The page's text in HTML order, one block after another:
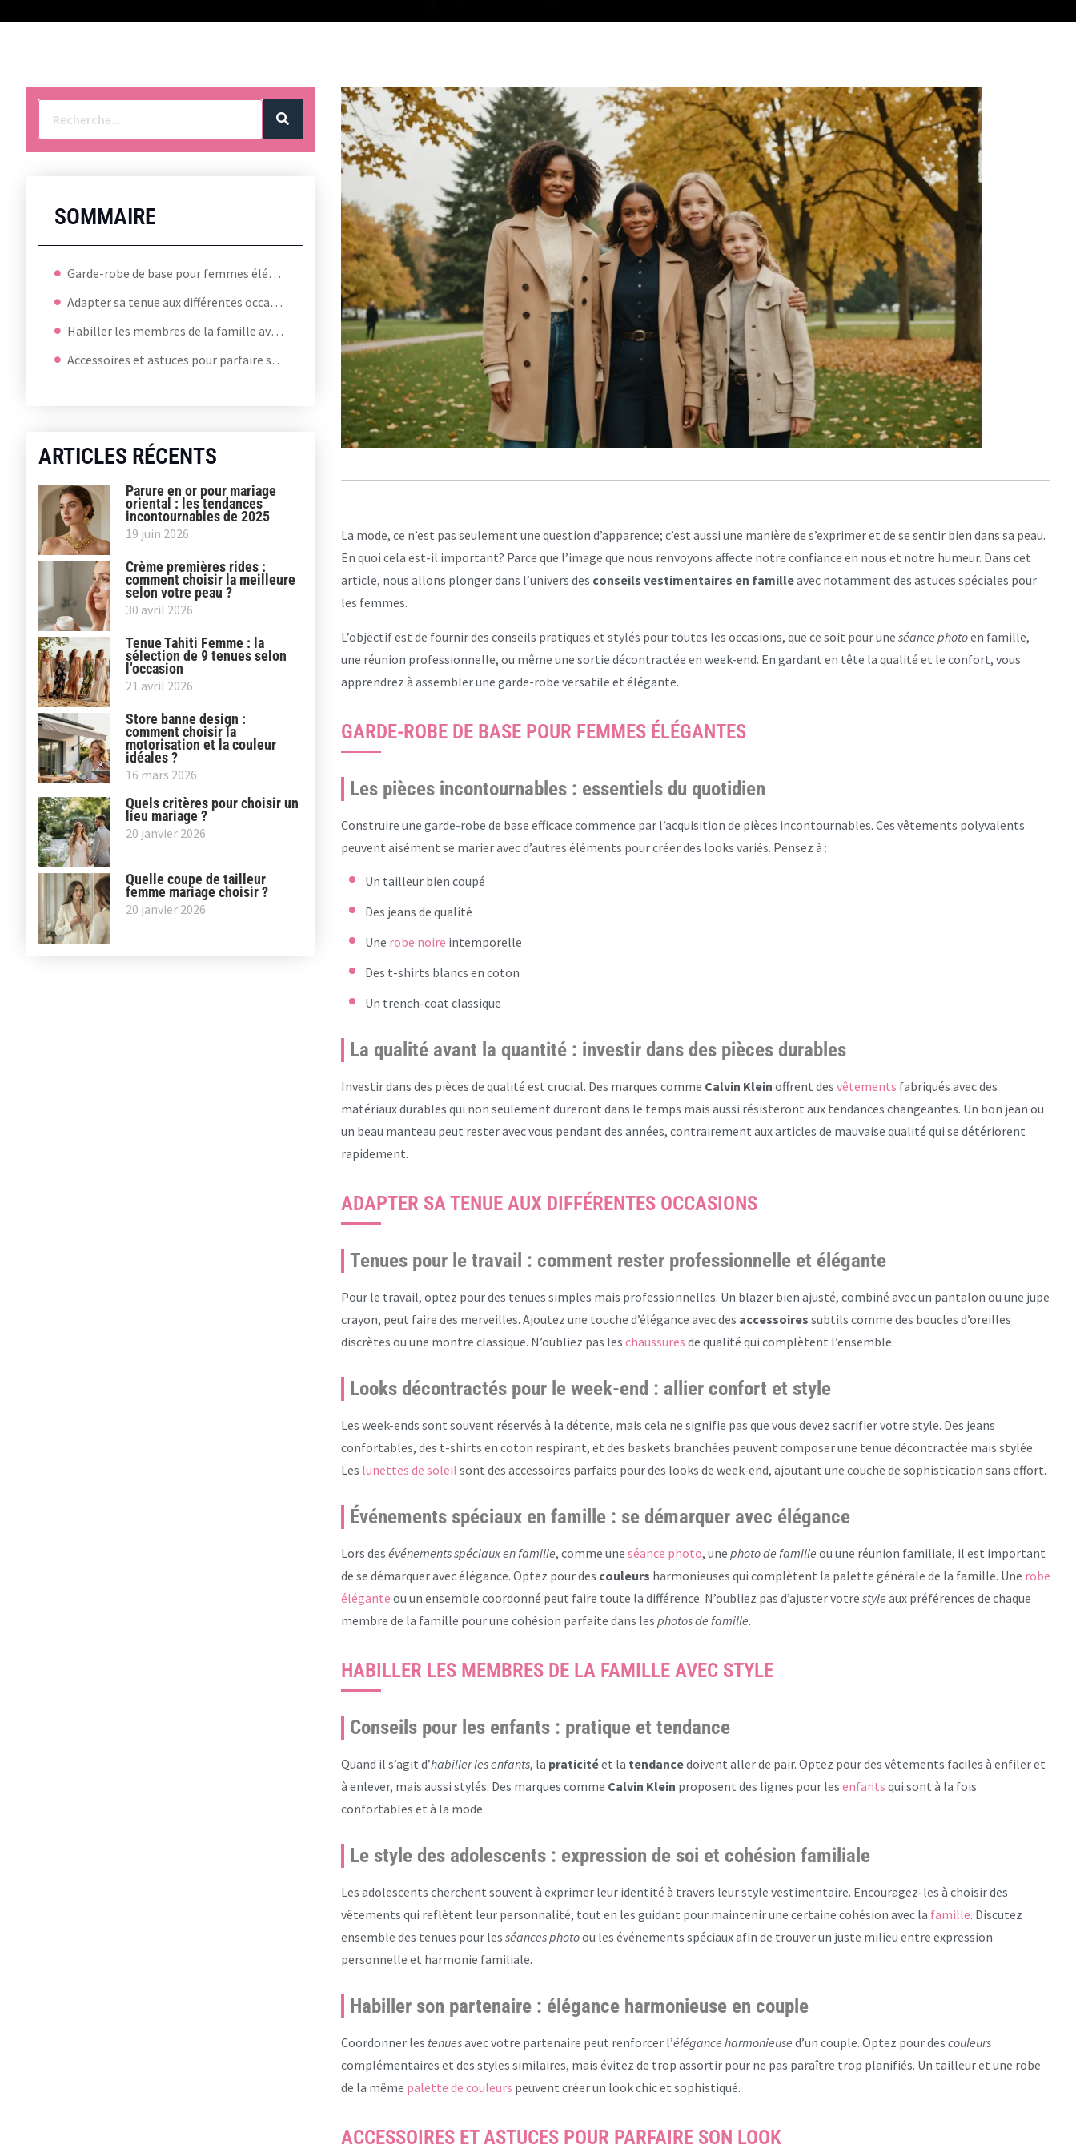
SOMMAIRE
Garde-robe de base pour femmes élégantes
Adapter sa tenue aux différentes occasions
Habiller les membres de la famille avec style
Accessoires et astuces pour parfaire son look
ARTICLES RÉCENTS
Parure en or pour mariage
oriental : les tendances
incontournables de 2025
19 juin 2026
Crème premières rides :
comment choisir la meilleure
selon votre peau ?
30 avril 2026
Tenue Tahiti Femme : la
sélection de 9 tenues selon
l’occasion
21 avril 2026
Store banne design :
comment choisir la
motorisation et la couleur
idéales ?
16 mars 2026
Quels critères pour choisir un
lieu mariage ?
20 janvier 2026
Quelle coupe de tailleur
femme mariage choisir ?
20 janvier 2026
La mode, ce n’est pas seulement une question d’apparence; c’est aussi une manière de s’exprimer et de se sentir bien dans sa peau.
En quoi cela est-il important? Parce que l’image que nous renvoyons affecte notre confiance en nous et notre humeur. Dans cet
article, nous allons plonger dans l’univers des conseils vestimentaires en familleavec notamment des astuces spéciales pour
les femmes.
L’objectif est de fournir des conseils pratiques et stylés pour toutes les occasions, que ce soit pour une séance photoen famille,
une réunion professionnelle, ou même une sortie décontractée en week-end. En gardant en tête la qualité et le confort, vous
apprendrez à assembler une garde-robe versatile et élégante.
GARDE-ROBE DE BASE POUR FEMMES ÉLÉGANTES
Les pièces incontournables : essentiels du quotidien
Construire une garde-robe de base efficace commence par l’acquisition de pièces incontournables. Ces vêtements polyvalents
peuvent aisément se marier avec d’autres éléments pour créer des looks variés. Pensez à :
Un tailleur bien coupé
Des jeans de qualité
Une robe noire intemporelle
Des t-shirts blancs en coton
Un trench-coat classique
La qualité avant la quantité : investir dans des pièces durables
Investir dans des pièces de qualité est crucial. Des marques comme Calvin Klein offrent des vêtements fabriqués avec des
matériaux durables qui non seulement dureront dans le temps mais aussi résisteront aux tendances changeantes. Un bon jean ou
un beau manteau peut rester avec vous pendant des années, contrairement aux articles de mauvaise qualité qui se détériorent
rapidement.
ADAPTER SA TENUE AUX DIFFÉRENTES OCCASIONS
Tenues pour le travail : comment rester professionnelle et élégante
Pour le travail, optez pour des tenues simples mais professionnelles. Un blazer bien ajusté, combiné avec un pantalon ou une jupe
crayon, peut faire des merveilles. Ajoutez une touche d’élégance avec des accessoires subtils comme des boucles d’oreilles
discrètes ou une montre classique. N’oubliez pas les chaussures de qualité qui complètent l’ensemble.
Looks décontractés pour le week-end : allier confort et style
Les week-ends sont souvent réservés à la détente, mais cela ne signifie pas que vous devez sacrifier votre style. Des jeans
confortables, des t-shirts en coton respirant, et des baskets branchées peuvent composer une tenue décontractée mais stylée.
Les lunettes de soleil sont des accessoires parfaits pour des looks de week-end, ajoutant une couche de sophistication sans effort.
Événements spéciaux en famille : se démarquer avec élégance
Lors des événements spéciaux en famille, comme une séance photo, une photo de famille ou une réunion familiale, il est important
de se démarquer avec élégance. Optez pour des couleurs harmonieuses qui complètent la palette générale de la famille. Une robe
élégante ou un ensemble coordonné peut faire toute la différence. N’oubliez pas d’ajuster votre style aux préférences de chaque
membre de la famille pour une cohésion parfaite dans les photos de famille.
HABILLER LES MEMBRES DE LA FAMILLE AVEC STYLE
Conseils pour les enfants : pratique et tendance
Quand il s’agit d’habiller les enfants, la praticitéet la tendancedoivent aller de pair. Optez pour des vêtements faciles à enfiler et
à enlever, mais aussi stylés. Des marques comme Calvin Klein proposent des lignes pour les enfants qui sont à la fois
confortables et à la mode.
Le style des adolescents : expression de soi et cohésion familiale
Les adolescents cherchent souvent à exprimer leur identité à travers leur style vestimentaire. Encouragez-les à choisir des
vêtements qui reflètent leur personnalité, tout en les guidant pour maintenir une certaine cohésion avec la famille. Discutez
ensemble des tenues pour les séances photoou les événements spéciaux afin de trouver un juste milieu entre expression
personnelle et harmonie familiale.
Habiller son partenaire : élégance harmonieuse en couple
Coordonner les tenuesavec votre partenaire peut renforcer l’élégance harmonieuse d’un couple. Optez pour des couleurs
complémentaires et des styles similaires, mais évitez de trop assortir pour ne pas paraître trop planifiés. Un tailleur et une robe
de la même palette de couleurs peuvent créer un look chic et sophistiqué.
ACCESSOIRES ET ASTUCES POUR PARFAIRE SON LOOK